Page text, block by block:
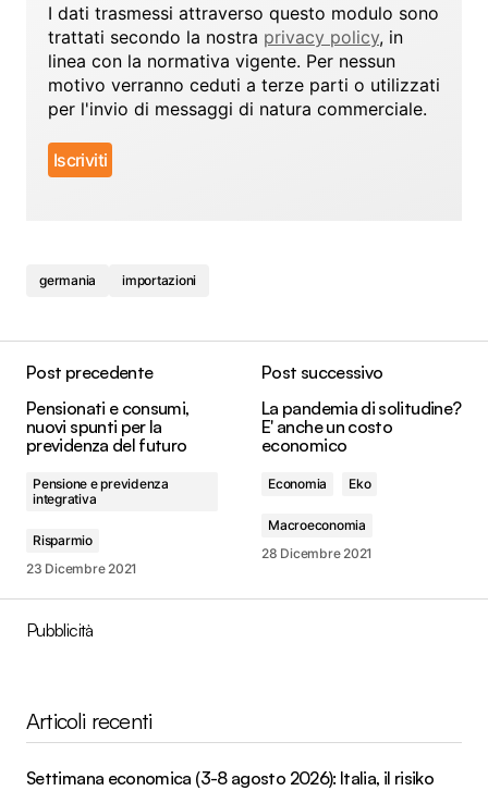
I dati trasmessi attraverso questo modulo sono
trattati secondo la nostra privacy policy, in
linea con la normativa vigente. Per nessun
motivo verranno ceduti a terze parti o utilizzati
per l'invio di messaggi di natura commerciale.
germania importazioni
Post precedente
Pensionati e consumi,
nuovi spunti per la
previdenza del futuro
Pensione e previdenza
integrativa
Risparmio
23 Dicembre 2021
Post successivo
La pandemia di solitudine?
E' anche un costo
economico
Economia Eko
Macroeconomia
28 Dicembre 2021
Pubblicità
Articoli recenti
Settimana economica (3-8 agosto 2026): Italia, il risiko